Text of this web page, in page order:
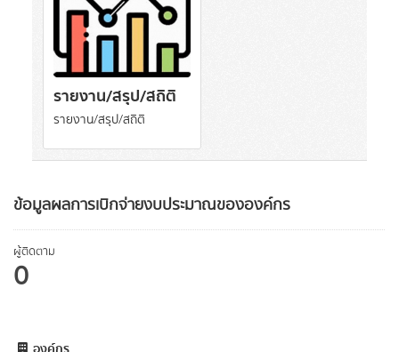
ข้อมูลผลการเบิกจ่ายงบประมาณขององค์กร
ผู้ติดตาม
0
รายงาน/สรุป/สถิติ
รายงาน/สรุป/สถิติ